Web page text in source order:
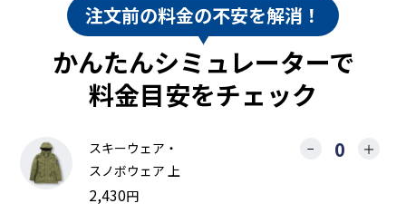
注文前の料金の不安を解消！
かんたんシミュレーターで
料金目安をチェック
スキーウェア・
スノボウェア 上
2,430円
− ＋